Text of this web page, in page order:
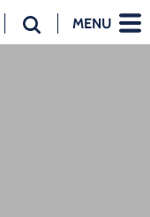
MENU